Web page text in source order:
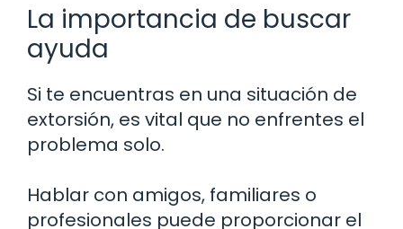
La importancia de buscar
ayuda
Si te encuentras en una situación de
extorsión, es vital que no enfrentes el
problema solo.
Hablar con amigos, familiares o
profesionales puede proporcionar el